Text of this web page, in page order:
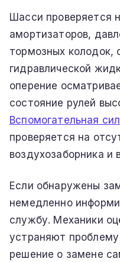
Шасси проверяется
амортизаторов,
тормозных колодок,
гидравлической
оперение
состояние рулей
Вспомогательная
проверяется на
воздухозаборника и
Если обнаружены
немедленно
службу. Механики
устраняют
решение о замене